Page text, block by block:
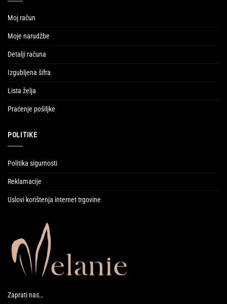
Moj račun
Moje narudžbe
Detalji računa
Izgubljena šifra
Lista želja
Praćenje pošiljke
POLITIKE
Politika sigurnosti
Reklamacije
Uslovi korištenja internet trgovine
Zaprati nas…